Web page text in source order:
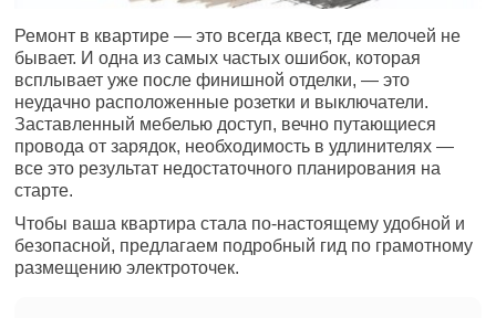
Ремонт в квартире — это всегда квест, где мелочей не
бывает. И одна из самых частых ошибок, которая
всплывает уже после финишной отделки, — это
неудачно расположенные розетки и выключатели.
Заставленный мебелью доступ, вечно путающиеся
провода от зарядок, необходимость в удлинителях —
все это результат недостаточного планирования на
старте.
Чтобы ваша квартира стала по-настоящему удобной и
безопасной, предлагаем подробный гид по грамотному
размещению электроточек.